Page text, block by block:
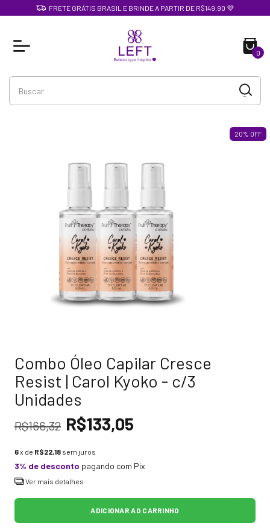
FRETE GRÁTIS BRASIL E BRINDE A PARTIR DE R$149,90 💜
0
20% OFF
Combo Óleo Capilar Cresce
Resist | Carol Kyoko - c/3
Unidades
R$166,32 R$133,05
6x de R$22,18 sem juros
3% de desconto pagando com Pix
Ver mais detalhes